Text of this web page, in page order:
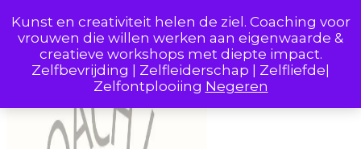
Kunst en creativiteit helen de ziel. Coaching voor
vrouwen die willen werken aan eigenwaarde &
creatieve workshops met diepte impact.
Zelfbevrijding | Zelfleiderschap | Zelfliefde|
Zelfontplooiing Negeren
Skip to Content